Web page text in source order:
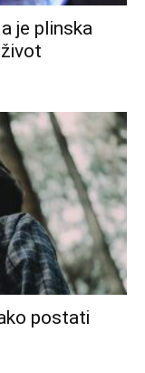
je plinska
postati